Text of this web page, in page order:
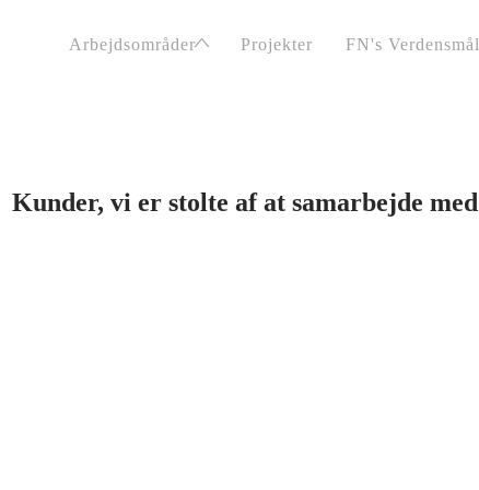
Arbejdsområder Projekter FN's Verdensmål
Kunder, vi er stolte af at samarbejde med